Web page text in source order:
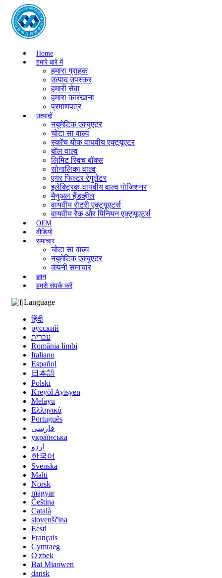
Home
हमारे बारे में
हमारा ग्राहक
उत्पाद उपस्कर
हमारी सेवा
हमारा कारखाना
प्रमाणपत्र
उत्पादों
नयूमेटिक एक्चुएटर
चोटा सा वाल्व
स्कॉच योक वायवीय एक्ट्यूएटर
बॉल वाल्व
लिमिट स्विच बॉक्स
सोनालिका वाल्व
एयर फिल्टर रेगुलेटर
इलेक्ट्रिक-वायवीय वाल्व पोजिशनर
मैनुअल हैंडव्हील
वायवीय रोटरी एक्ट्यूएटर्स
वायवीय रैक और पिनियन एक्ट्यूएटर्स
OEM
वीडियो
समाचार
चोटा सा वाल्व
नयूमेटिक एक्चुएटर
कंपनी समाचार
ज्ञान
हमसे संपर्क करें
Language
हिंदी
русский
עברית
România limbi
Italiano
Español
日本語
Polski
Kreyòl Ayisyen
Melayu
Ελληνικά
Português
فارسی
українська
اردو
한국어
Svenska
Malti
Norsk
magyar
Čeština
Català
slovenščina
Eesti
Français
Cymraeg
O'zbek
Bai Miaowen
dansk